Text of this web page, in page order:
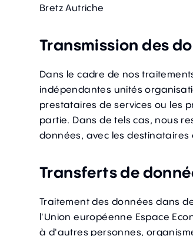
Bretz Autriche
Transmission des
Dans le cadre de nos
indépendantes unités
prestataires de services ou les
partie. Dans de tels cas, nous
données, avec les destinataires
Transferts de
Traitement des données dans
l'Union européenne Espace
à d'autres personnes,